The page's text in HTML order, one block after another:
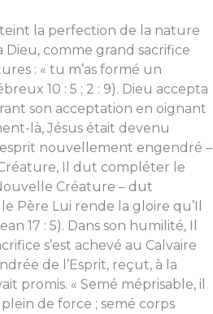
la perfection de la nature
Dieu, comme grand sacrifice
: « tu m’as formé un
10 : 5 ; 2 : 9). Dieu accepta
son acceptation en oignant
là, Jésus était devenu
nouvellement engendré –
Il dut compléter le
Créature – dut
Père Lui rende la gloire qu’Il
17 : 5). Dans son humilité, Il
s’est achevé au Calvaire
de l’Esprit, reçut, à la
promis. « Semé méprisable, il
de force ; semé corps